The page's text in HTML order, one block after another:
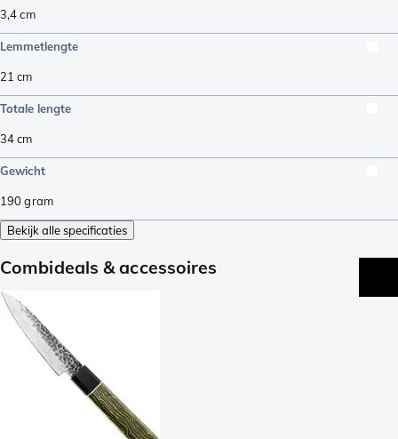
3,4cm
Lemmetlengte
21 cm
Totale lengte
34cm
Gewicht
190gram
Bekijk alle specificaties
Combideals & accessoires